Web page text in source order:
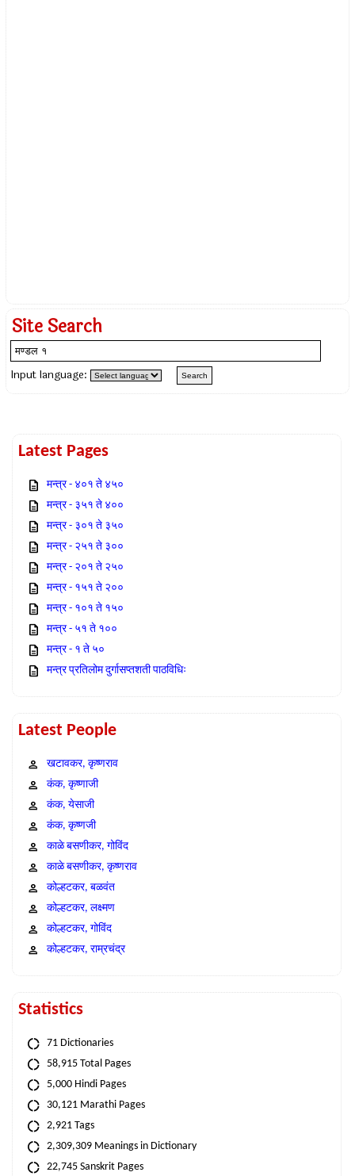
Site Search
Input language:
Latest Pages
मन्त्र - ४०१ ते ४५०
मन्त्र - ३५१ ते ४००
मन्त्र - ३०१ ते ३५०
मन्त्र - २५१ ते ३००
मन्त्र - २०१ ते २५०
मन्त्र - १५१ ते २००
मन्त्र - १०१ ते १५०
मन्त्र - ५१ ते १००
मन्त्र - १ ते ५०
मन्त्र प्रतिलोम दुर्गासप्तशती पाठविधिः
Latest People
खटावकर, कृष्णराव
कंक, कृष्णाजी
कंक, येसाजी
कंक, कृष्णजी
काळे बसणीकर, गोविंद
काळे बसणीकर, कृष्णराव
कोल्हटकर, बळवंत
कोल्हटकर, लक्ष्मण
कोल्हटकर, गोविंद
कोल्हटकर, राम्रचंद्र
Statistics
71 Dictionaries
58,915 Total Pages
5,000 Hindi Pages
30,121 Marathi Pages
2,921 Tags
2,309,309 Meanings in Dictionary
22,745 Sanskrit Pages